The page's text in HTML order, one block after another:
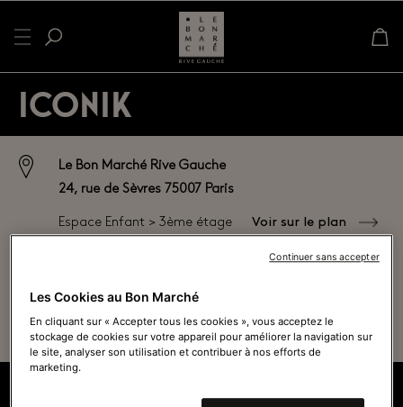
ICONIK
Le Bon Marché Rive Gauche
24, rue de Sèvres 75007 Paris
Espace Enfant > 3ème étage Voir sur le plan
Voir tous les horaires
Les Cookies au Bon Marché
En cliquant sur « Accepter tous les cookies », vous acceptez le
stockage de cookies sur votre appareil pour améliorer la navigation sur
le site, analyser son utilisation et contribuer à nos efforts de
marketing.
Continuer sans accepter